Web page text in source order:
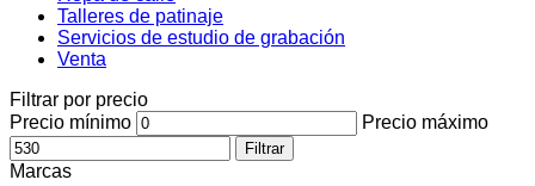
Talleres de patinaje
Servicios de estudio de grabación
Venta
Filtrar por precio
Precio mínimo
Precio máximo
Filtrar
Marcas